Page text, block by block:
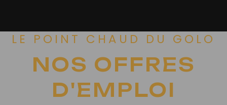
LE POINT CHAUD DU GOLO
NOS OFFRES
D'EMPLOI